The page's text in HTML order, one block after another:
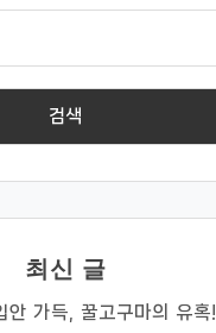
최신 글
안 가득, 꿀고구마의 유혹!